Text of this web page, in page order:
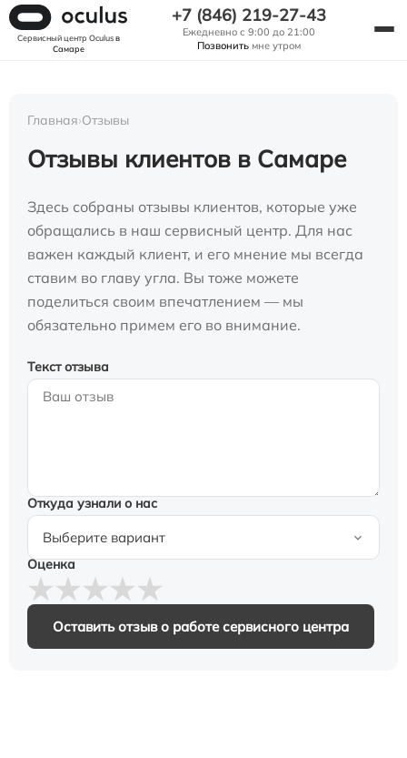
Сервисный центр Oculusв
Самаре
+7 (846) 219-27-43
Ежедневно с 9:00 до 21:00
Позвонить мне утром
Главная›Отзывы
Отзывы клиентов в Самаре
Здесь собраны отзывы клиентов, которые уже
обращались в наш сервисный центр. Для нас
важен каждый клиент, и его мнение мы всегда
ставим во главу угла. Вы тоже можете
поделиться своим впечатлением — мы
обязательно примем его во внимание.
Текст отзыва
Откуда узнали о нас
Оценка
Оставить отзыв о работе сервисного центра